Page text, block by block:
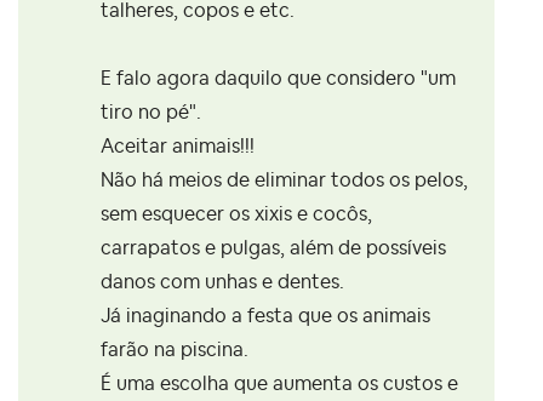
talheres, copos e etc.
E falo agora daquilo que considero "um
tiro no pé".
Aceitar animais!!!
Não há meios de eliminar todos os pelos,
sem esquecer os xixis e cocôs,
carrapatos e pulgas, além de possíveis
danos com unhas e dentes.
Já inaginando a festa que os animais
farão na piscina.
É uma escolha que aumenta os custos e